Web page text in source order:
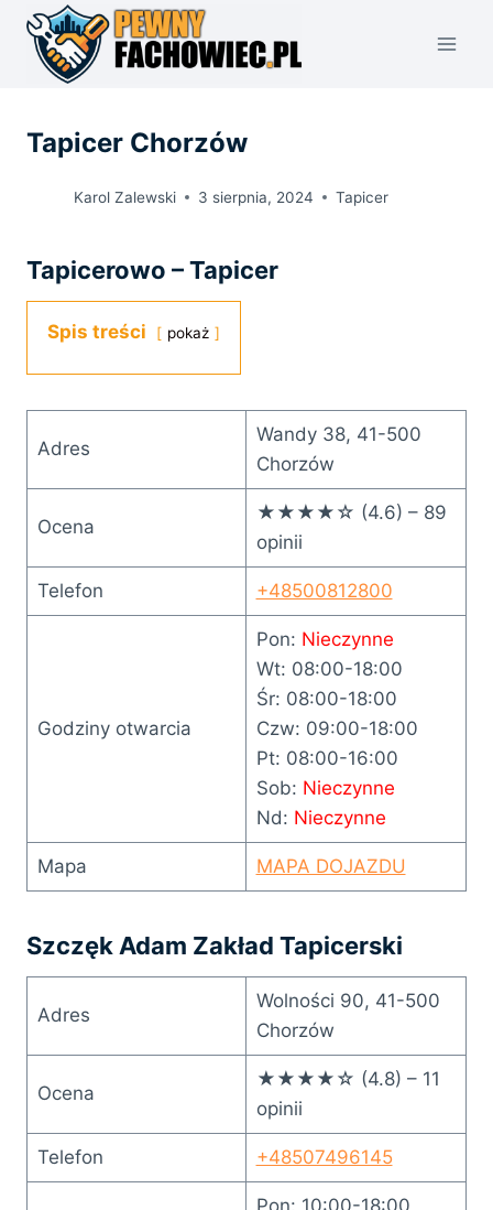
Przejdź
treści
Tapicer Chorzów
Karol Zalewski 3 sierpnia, 2024 Tapicer
Tapicerowo – Tapicer
Spis treści pokaż
Adres
Wandy 38, 41-500
Chorzów
Ocena
★★★★☆ (4.6) – 89
opinii
Telefon +48500812800
Godziny otwarcia
Pon: Nieczynne
Wt: 08:00-18:00
Śr: 08:00-18:00
Czw: 09:00-18:00
Pt: 08:00-16:00
Sob: Nieczynne
Nd: Nieczynne
Mapa MAPA DOJAZDU
Szczęk Adam Zakład Tapicerski
Adres
Wolności 90, 41-500
Chorzów
Ocena
★★★★☆ (4.8) – 11
opinii
Telefon +48507496145
Pon: 10:00-18:00